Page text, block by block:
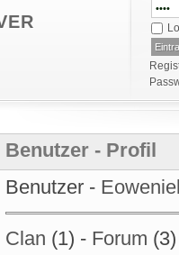
Benutzer - Profil
Benutzer -
Clan (1) - Forum